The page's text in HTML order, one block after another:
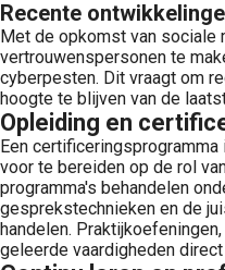
Recente
Met de opkomst van sociale
vertrouwenspersonen te
cyberpesten. Dit vraagt om
hoogte te blijven van de
Opleiding en
Een
voor te bereiden op de rol
programma's behandelen
gesprekstechnieken en de
handelen.
geleerde vaardigheden